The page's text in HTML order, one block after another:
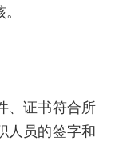
证书符合所
人员的签字和